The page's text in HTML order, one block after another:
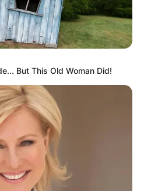
But This Old Woman Did!